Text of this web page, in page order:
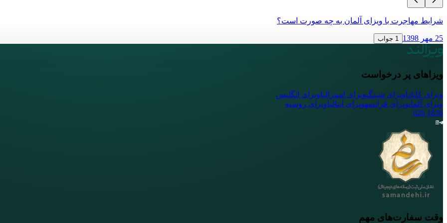
شرایط مهاجرت با ویزای آلمان به چه صورت است؟
25 مهر 1398 1 جواب
ویزاهای پر درخواست
ویزای کانادا ویزای شینگنویزای استرالیاویزای انگلیس
ویزای آلمانویزای فرانسهویزای ایتالیاویزای روسیه
1836
وقت سفارت‌های مهم